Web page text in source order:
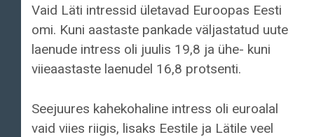
Vaid Läti intressid ületavad Euroopas Eesti
omi. Kuni aastaste pankade väljastatud uute
laenude intress oli juulis 19,8 ja ühe- kuni
viieaastaste laenudel 16,8 protsenti.
Seejuures kahekohaline intress oli euroalal
vaid viies riigis, lisaks Eestile ja Lätile veel